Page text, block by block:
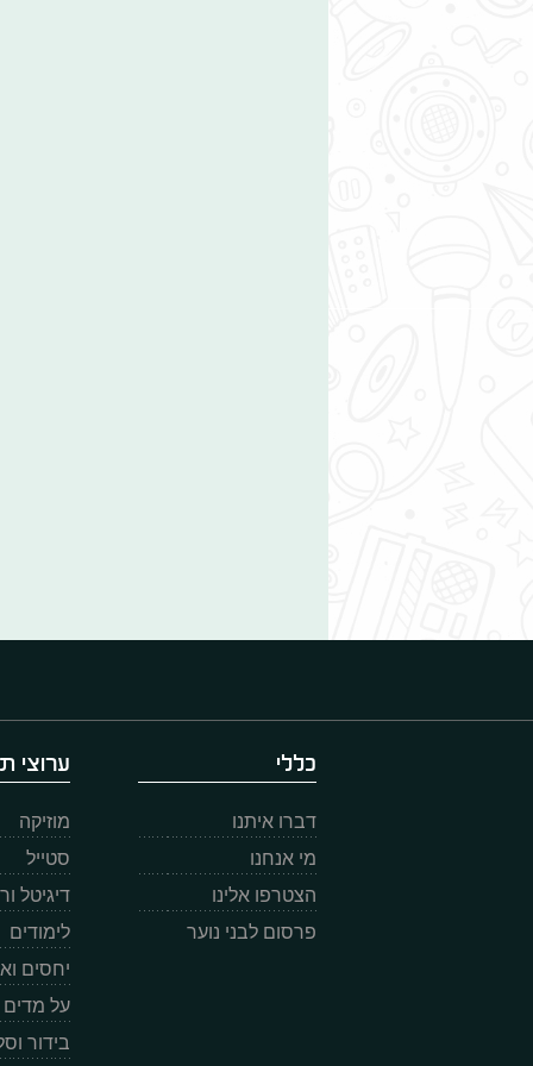
כללי
דברו איתנו
מי אנחנו
הצטרפו אלינו
פרסום לבני נוער
ערוצי
מוזיקה
סטייל
דיגיטל
לימודים
יחסים
על מדים
בידור